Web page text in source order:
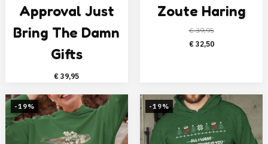
Approval Just
Bring The Damn
Gifts
€ 39,95
Zoute Haring
€39,95
Oorspronkelijke
€32,50Huidige
-19% -19%